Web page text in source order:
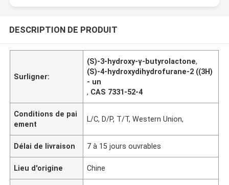
DESCRIPTION DE PRODUIT
Surligner:
(S)-3-hydroxy-γ-butyrolactone,
(S)-4-hydroxydihydrofurane-2 ((3H)
- un
, CAS 7331-52-4
Conditions de pai
ement
L/C, D/P, T/T, Western Union,
Délai de livraison 7 à 15 jours ouvrables
Lieu d'origine Chine